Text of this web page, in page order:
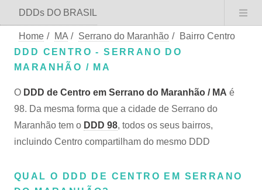
DDDs DO BRASIL
Home / MA / Serrano do Maranhão /
Bairro Centro
DDD CENTRO - SERRANO DO
MARANHÃO / MA
O DDD de Centro em Serrano do Maranhão / MA é
98. Da mesma forma que a cidade de Serrano do
Maranhão tem o DDD 98, todos os seus bairros,
incluindo Centro compartilham do mesmo DDD
QUAL O DDD DE CENTRO EM SERRANO